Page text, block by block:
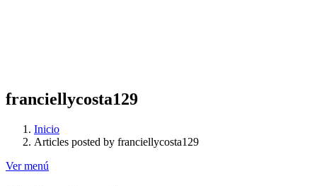
franciellycosta129
Inicio
Articles posted by franciellycosta129
Ver menú